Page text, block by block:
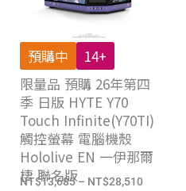
在
品
面
選
擇
選
項
預購中
14+
限量品 預購 26年第四
季 日版 HYTE Y70
Touch Infinite(Y70TI)
觸控螢幕 電腦機殼
Hololive EN 一伊那爾
棲 聯名版
NT$13,685 – NT$28,510價